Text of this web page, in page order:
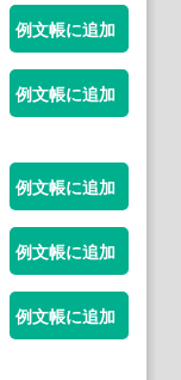
例文帳に追加
例文帳に追加
例文帳に追加
例文帳に追加
例文帳に追加